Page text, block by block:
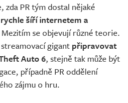
zda PR tým dostal nějaké
šíří internetem a
se objevují různé teorie.
gigant připravovat
Auto 6, stejně tak může být
případně PR oddělení
zájmu o hru.